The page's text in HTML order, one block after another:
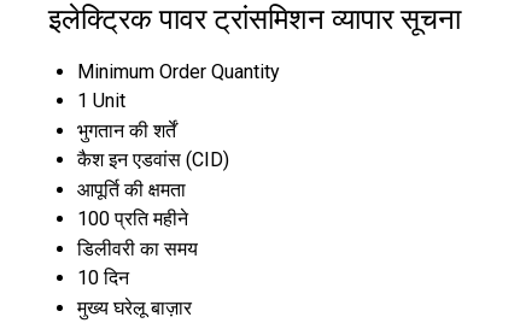
इलेक्ट्रिक पावर ट्रांसमिशन व्यापार सूचना
Minimum Order Quantity
1 Unit
भुगतान की शर्तें
कैश इन एडवांस (CID)
आपूर्ति की क्षमता
100 प्रति महीने
डिलीवरी का समय
10 दिन
मुख्य घरेलू बाज़ार